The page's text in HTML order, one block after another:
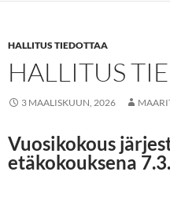
HALLITUS TIEDOTTAA
HALLITUS
3 MAALISKUUN, 2026
Vuosikokous
etäkokouksena